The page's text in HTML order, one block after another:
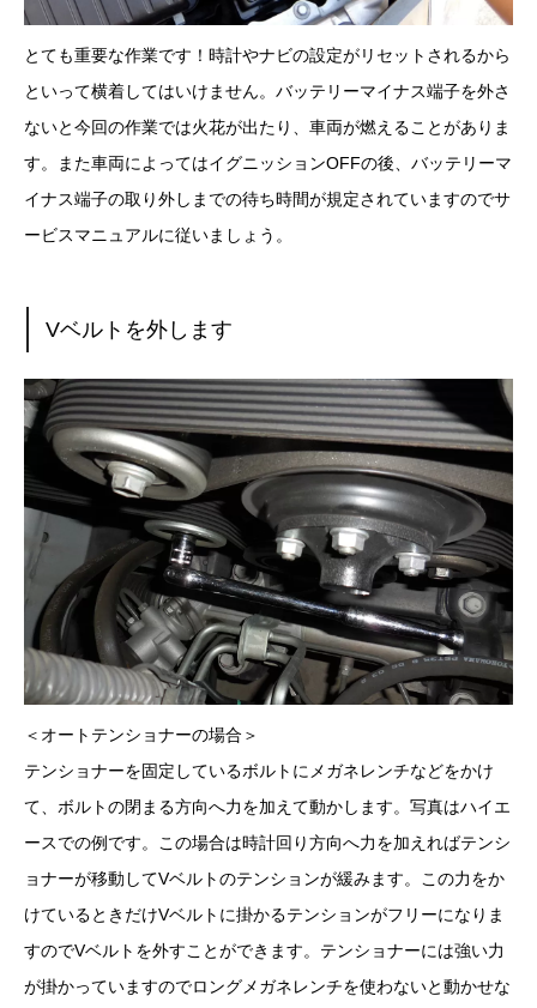
とても重要な作業です！時計やナビの設定がリセットされるから
といって横着してはいけません。バッテリーマイナス端子を外さ
ないと今回の作業では火花が出たり、車両が燃えることがありま
す。また車両によってはイグニッションOFFの後、バッテリーマ
イナス端子の取り外しまでの待ち時間が規定されていますのでサ
ービスマニュアルに従いましょう。
Vベルトを外します
＜オートテンショナーの場合＞
テンショナーを固定しているボルトにメガネレンチなどをかけ
て、ボルトの閉まる方向へ力を加えて動かします。写真はハイエ
ースでの例です。この場合は時計回り方向へ力を加えればテンシ
ョナーが移動してVベルトのテンションが緩みます。この力をか
けているときだけVベルトに掛かるテンションがフリーになりま
すのでVベルトを外すことができます。テンショナーには強い力
が掛かっていますのでロングメガネレンチを使わないと動かせな